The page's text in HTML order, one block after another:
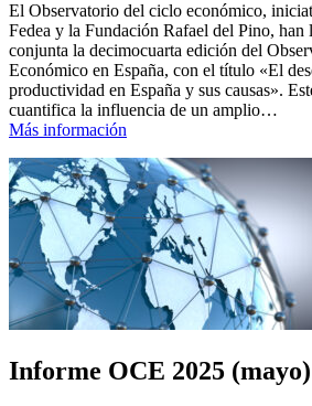
El Observatorio del ciclo económico,
Fedea y la Fundación Rafael del Pino, han
conjunta la decimocuarta edición del
Económico en España, con el título «El
productividad en España y sus causas».
cuantifica la influencia de un amplio…
Más información
Informe OCE 2025 (mayo)